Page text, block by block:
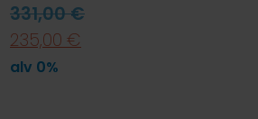
331,00€
235,00 €
alv 0%